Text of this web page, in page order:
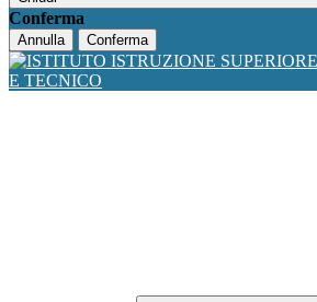
Conferma
Annulla Conferma